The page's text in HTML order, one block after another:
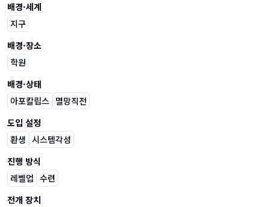
배경·세계
지구
배경·장소
학원
배경·상태
아포칼립스 멸망직전
도입 설정
환생 시스템각성
진행 방식
레벨업 수련
전개 장치